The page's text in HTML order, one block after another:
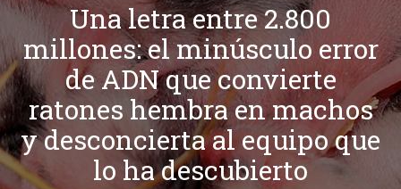
Una letra entre 2.800
millones: el minúsculo error
de ADN que convierte
ratones hembra en machos
y desconcierta al equipo que
lo ha descubierto